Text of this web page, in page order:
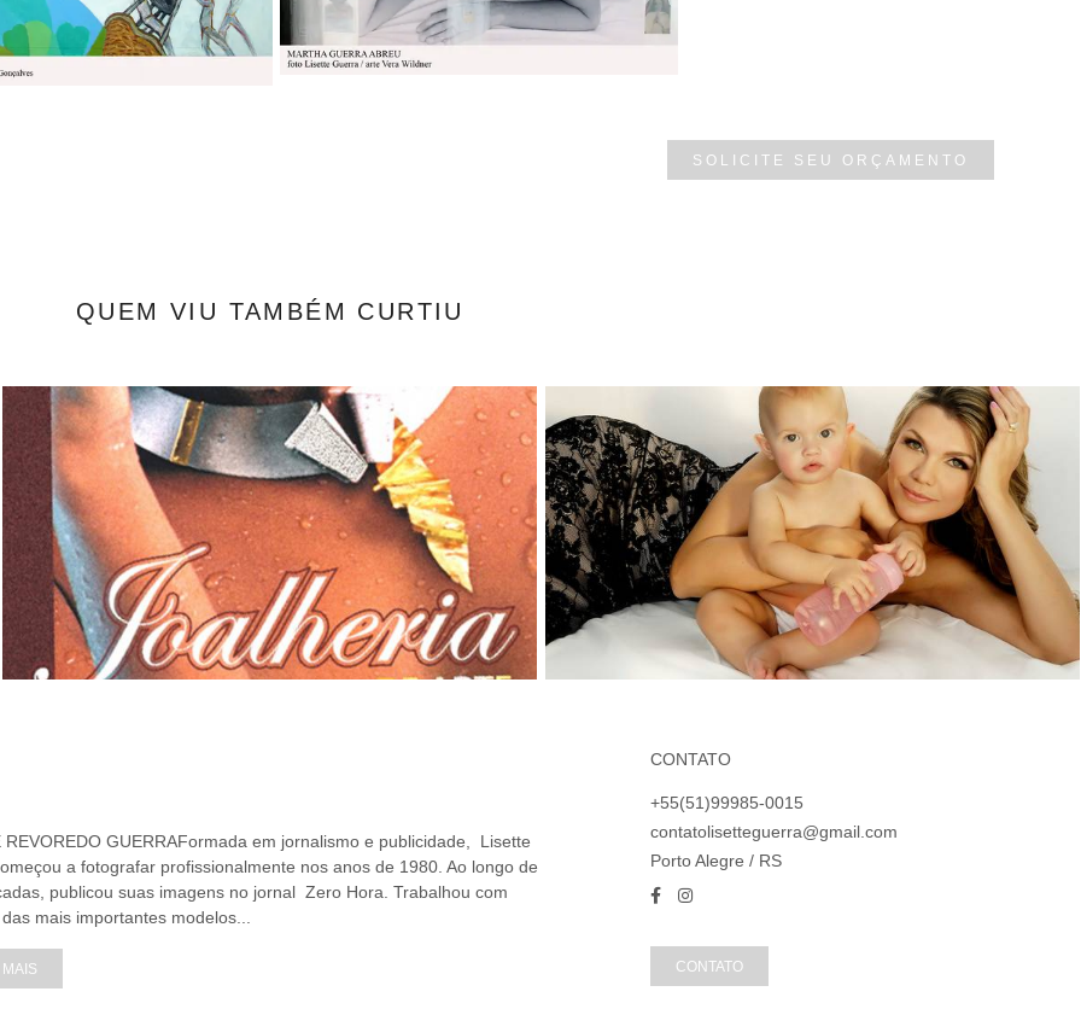
SOLICITE SEU ORÇAMENTO
QUEM VIU TAMBÉM CURTIU
REVOREDO GUERRAFormada em jornalismo e publicidade, Lisette
a fotografar profissionalmente nos anos de 1980. Ao longo de
publicou suas imagens no jornal Zero Hora. Trabalhou com
mais importantes modelos...
CONTATO
+55(51)99985-0015
contatolisetteguerra@gmail.com
Porto Alegre / RS
CONTATO